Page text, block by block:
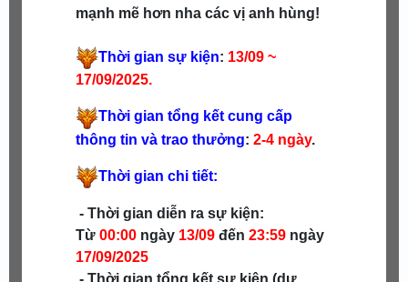
mạnh mẽ hơn nha các vị anh hùng!
Thời gian sự kiện: 13/09 ~
17/09/2025.
Thời gian tổng kết cung cấp
thông tin và trao thưởng:2-4 ngày.
Thời gian chi tiết:
- Thời gian diễn ra sự kiện:
Từ00:00 ngày 13/09 đến23:59 ngày
17/09/2025
- Thời gian tổng kết sự kiện (dự